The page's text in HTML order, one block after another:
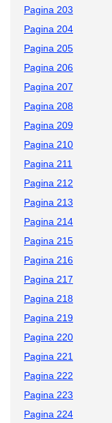
Pagina 203
Pagina 204
Pagina 205
Pagina 206
Pagina 207
Pagina 208
Pagina 209
Pagina 210
Pagina 211
Pagina 212
Pagina 213
Pagina 214
Pagina 215
Pagina 216
Pagina 217
Pagina 218
Pagina 219
Pagina 220
Pagina 221
Pagina 222
Pagina 223
Pagina 224